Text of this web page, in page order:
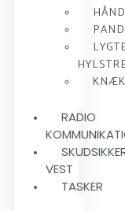
RADIO
VEST
TASKER